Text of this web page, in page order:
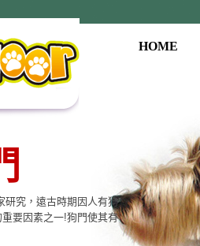
HOME
研究，遠古時期因人有狗
要因素之一!狗門使其有